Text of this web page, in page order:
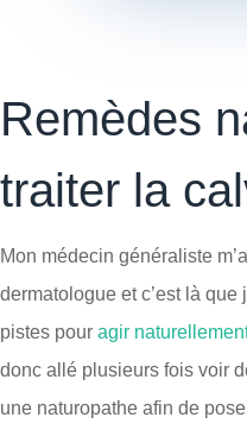
Remèdes
traiter la
Mon médecin généraliste
dermatologue et c’est là
pistes pour agir
donc allé plusieurs fois voir
une naturopathe afin de